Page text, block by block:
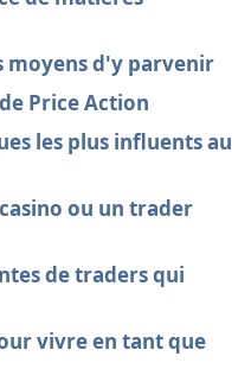
moyens d'y parvenir
Price Action
les plus influents au
ou un trader
de traders qui
vivre en tant que